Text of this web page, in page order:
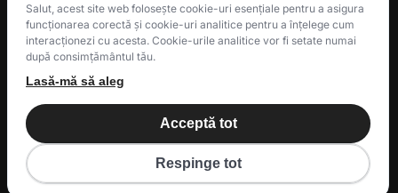
Ecosistemul complet pentru gestionarea comenzilor,
livrărilor și loialității clienților
© 2025 Eatery Club
Eatery Loyalty Group S.R.O.
All rights reserved.
Salut, acest site web folosește cookie-uri esențiale pentru a asigura
funcționarea corectă și cookie-uri analitice pentru a înțelege cum
interacționezi cu acesta. Cookie-urile analitice vor fi setate numai
după consimțământul tău.
Lasă-mă să aleg
Respinge tot
Acceptă tot